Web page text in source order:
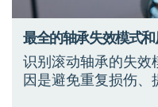
最全的轴承失效模式
识别滚动轴承的失
因是避免重复损伤、